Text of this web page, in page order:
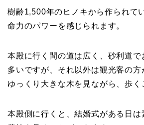
樹齢1,500年のヒノキから作られて
命力のパワーを感じられます。
本殿に行く間の道は広く、砂利道で
多いですが、それ以外は観光客の方
ゆっくり大きな木を見ながら、歩く
本殿側に行くと、結婚式がある日は